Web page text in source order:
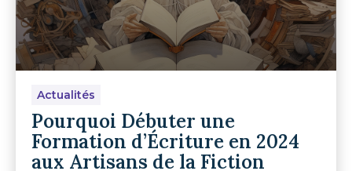
Actualités
Pourquoi Débuter une
Formation d’Écriture en 2024
aux Artisans de la Fiction